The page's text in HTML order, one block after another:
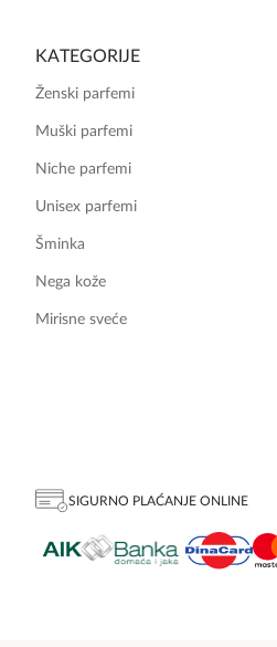
KATEGORIJE
Ženski parfemi
Muški parfemi
Niche parfemi
Unisex parfemi
Šminka
Nega kože
Mirisne sveće
SIGURNO PLAĆANJE ONLINE